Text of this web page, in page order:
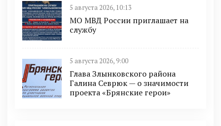
5 августа 2026, 10:13
МО МВД России приглашает на
службу
5 августа 2026, 9:00
Глава Злынковского района
Галина Севрюк — о значимости
проекта «Брянские герои»